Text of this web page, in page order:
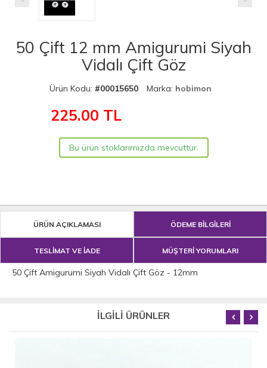
50 Çift 12 mm Amigurumi Siyah
Vidalı Çift Göz
Ürün Kodu: #00015650 Marka: hobimon
225.00 TL
Bu ürün stoklarımızda mevcuttur.
ÜRÜN AÇIKLAMASI ÖDEME BİLGİLERİ
TESLİMAT VE İADE MÜŞTERİ YORUMLARI
50 Çift Amigurumi Siyah Vidalı Çift Göz - 12mm
İLGİLİ ÜRÜNLER